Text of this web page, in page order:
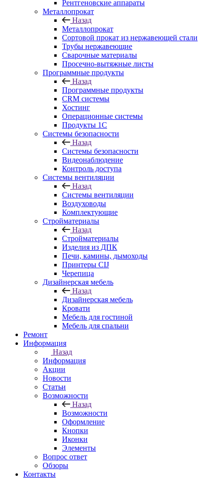
Рентгеновские аппараты
Металлопрокат
Назад
Металлопрокат
Сортовой прокат из нержавеющей стали
Трубы нержавеющие
Сварочные материалы
Просечно-вытяжные листы
Программные продукты
Назад
Программные продукты
CRM системы
Хостинг
Операционные системы
Продукты 1С
Системы безопасности
Назад
Системы безопасности
Видеонаблюдение
Контроль доступа
Системы вентиляции
Назад
Системы вентиляции
Воздуховоды
Комплектующие
Стройматериалы
Назад
Стройматериалы
Изделия из ДПК
Печи, камины, дымоходы
Принтеры CIJ
Черепица
Дизайнерская мебель
Назад
Дизайнерская мебель
Кровати
Мебель для гостиной
Мебель для спальни
Ремонт
Информация
Назад
Информация
Акции
Новости
Статьи
Возможности
Назад
Возможности
Оформление
Кнопки
Иконки
Элементы
Вопрос ответ
Обзоры
Контакты